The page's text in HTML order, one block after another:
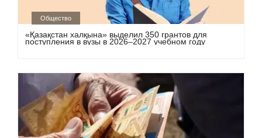
Общество
«Қазақстан халқына» выделил 350 грантов для
поступления в вузы в 2026–2027 учебном году